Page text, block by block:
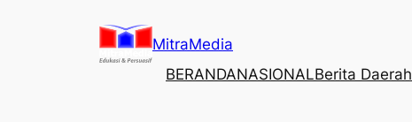
MitraMedia
BERANDANASIONALBerita Daerah